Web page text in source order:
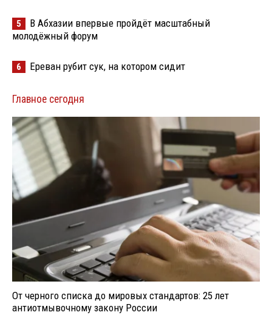
5
В Абхазии впервые пройдёт масштабный
молодёжный форум
6 Ереван рубит сук, на котором сидит
Главное сегодня
От черного списка до мировых стандартов: 25 лет
антиотмывочному закону России